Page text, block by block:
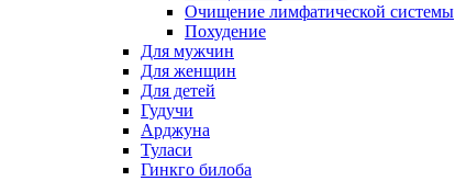
Очищение лимфатической системы
Похудение
Для мужчин
Для женщин
Для детей
Гудучи
Арджуна
Туласи
Гинкго билоба